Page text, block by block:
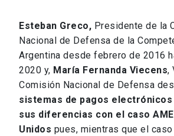
Esteban Greco, Presidente de la
Nacional de Defensa de la
Argentina desde febrero de 2016
2020 y, María Fernanda Viecens,
Comisión Nacional de Defensa
sistemas de pagos
sus diferencias con el caso
Unidos pues, mientras que el caso